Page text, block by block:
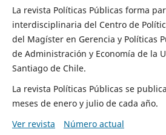
La revista Políticas Públicas forma
interdisciplinaria del Centro de
del Magíster en Gerencia y Políticas
de Administración y Economía de la
Santiago de Chile.
La revista Políticas Públicas se
meses de enero y julio de cada año.
Ver revista
Número actual